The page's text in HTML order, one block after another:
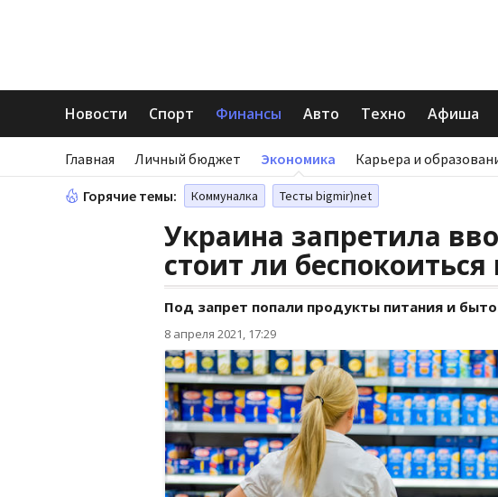
Новости Спорт Финансы Авто Техно Афиша
Главная Личный бюджет Экономика Карьера и
Горячие темы: Коммуналка Тесты bigmir)net
Украина запретила
стоит ли
Под запрет попали продукты питания и
8 апреля 2021, 17:29